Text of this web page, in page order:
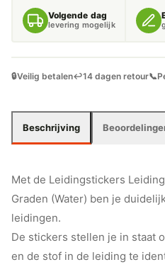
GRADEN
(WATER)
AANTAL
Volgende dag
levering mogelijk
🔒Veilig betalen↩️14 dagen retour📞
Beschrijving
Met de Leidingstickers
Graden (Water) ben je
leidingen.
De stickers stellen je in staat
en de stof in de leiding te